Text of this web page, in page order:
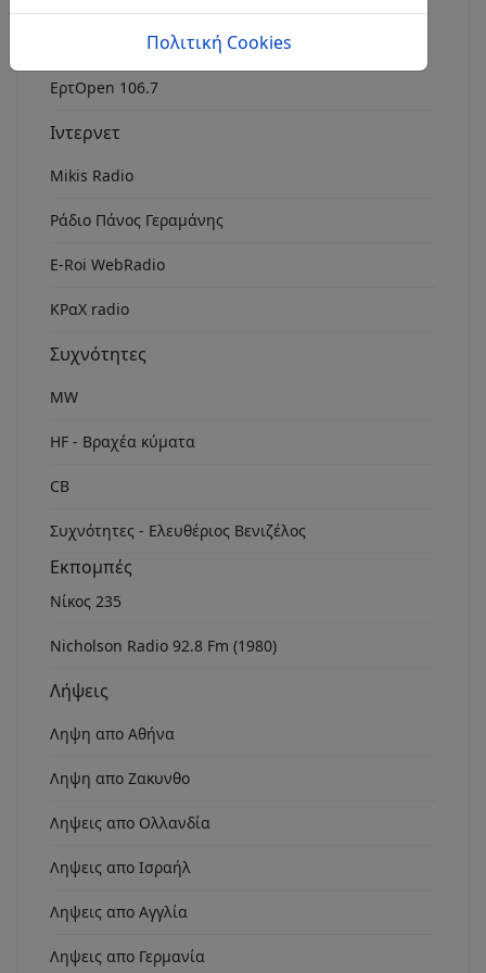
Rock Fm Chania
ΕρτOpen 106.7
Ιντερνετ
Mikis Radio
Ράδιο Πάνος Γεραμάνης
Ε-Roi WebRadio
ΚΡαΧ radio
Συχνότητες
MW
HF - Βραχέα κύματα
CB
Συχνότητες - Ελευθέριος Βενιζέλος
Εκπομπές
Νίκος 235
Nicholson Radio 92.8 Fm (1980)
Λήψεις
Ληψη απο Αθήνα
Ληψη απο Ζακυνθο
Ληψεις απο Ολλανδία
Ληψεις απο Ισραήλ
Ληψεις απο Αγγλία
Ληψεις απο Γερμανία
Πολιτική Cookies